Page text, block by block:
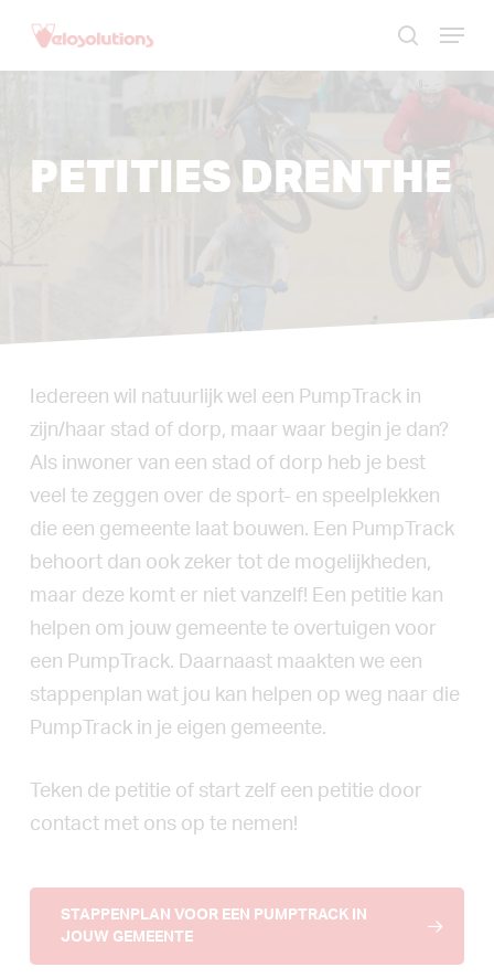
zoek
Menu
PETITIES DRENTHE
Iedereen wil natuurlijk wel een PumpTrack in
zijn/haar stad of dorp, maar waar begin je dan?
Als inwoner van een stad of dorp heb je best
veel te zeggen over de sport- en speelplekken
die een gemeente laat bouwen. Een PumpTrack
behoort dan ook zeker tot de mogelijkheden,
maar deze komt er niet vanzelf! Een petitie kan
helpen om jouw gemeente te overtuigen voor
een PumpTrack. Daarnaast maakten we een
stappenplan wat jou kan helpen op weg naar die
PumpTrack in je eigen gemeente.
Teken de petitie of start zelf een petitie door
contact met ons op te nemen!
STAPPENPLAN VOOR EEN PUMPTRACK IN
JOUW GEMEENTE
Menu